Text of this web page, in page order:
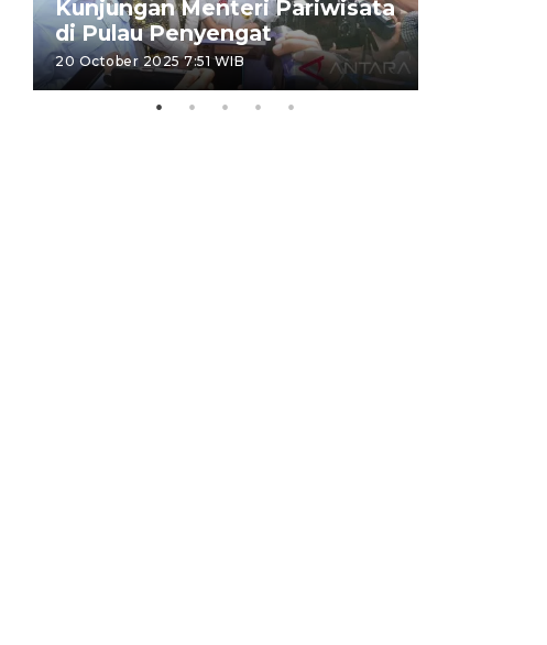
Kunjungan Menteri Pariwisata
di Pulau Penyengat
20 October 2025 7:51 WIB